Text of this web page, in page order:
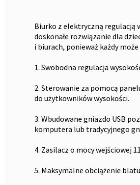
the
gallery
Biurko z elektryczną regulacją
doskonałe rozwiązanie dla
i biurach, ponieważ każdy
1. Swobodna regulacja
2. Sterowanie za pomocą
do użytkowników wysokości.
3. Wbudowane gniazdo USB
komputera lub tradycyjnego
4. Zasilacz o mocy wejściowej
5. Maksymalne obciążenie